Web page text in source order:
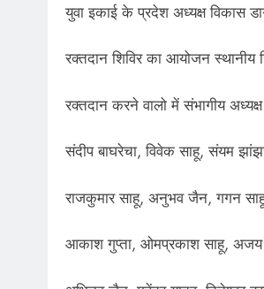
युवा इकाई के प्रदेश अध्यक्ष विकास
रक्तदान शिविर का आयोजन स्थानीय
रक्तदान करने वालो में संभागीय
संदीप बाघरेचा, विवेक साहू, संयम
राजकुमार साहू, अनुभव जैन, गगन
आकाश गुप्ता, ओमप्रकाश साहू,